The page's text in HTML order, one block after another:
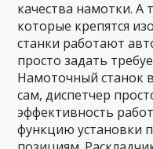
качества намотки. А
которые крепятся
станки работают
просто задать
Намоточный станок
сам, диспетчер
эффективность
функцию установки